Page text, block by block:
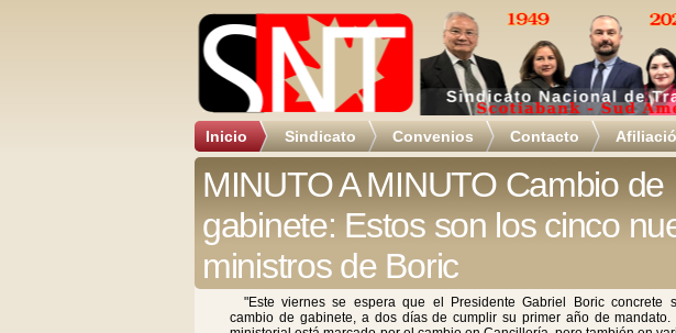
Inicio Sindicato Convenios Contacto
MINUTO A MINUTO Cambio de
gabinete: Estos son los cinco
ministros de Boric
"Este viernes se espera que el Presidente Gabriel Boric concrete
cambio de gabinete, a dos días de cumplir su primer año de mandato.